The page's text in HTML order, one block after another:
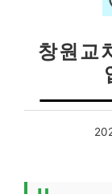
창원교